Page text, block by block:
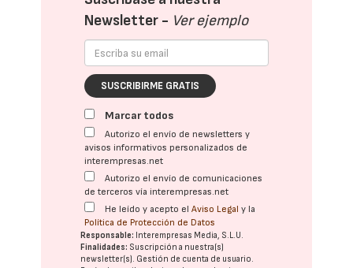
Newsletter - Ver ejemplo
SUSCRIBIRME GRATIS
Marcar todos
Autorizo el envío de newsletters y
avisos informativos personalizados de
interempresas.net
Autorizo el envío de comunicaciones
de terceros vía interempresas.net
He leído y acepto elAviso Legal y la
Política de Protección de Datos
Responsable: Interempresas Media, S.L.U.
Finalidades: Suscripción a nuestra(s)
newsletter(s). Gestión de cuenta de usuario.